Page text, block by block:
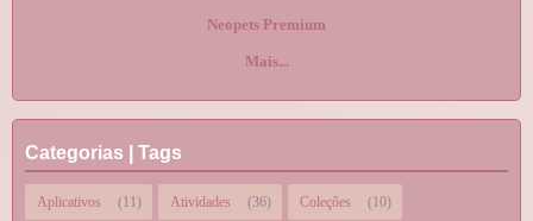
Neopets Premium
Mais...
Categorias | Tags
Aplicativos (11) Atividades (36) Coleções (10)